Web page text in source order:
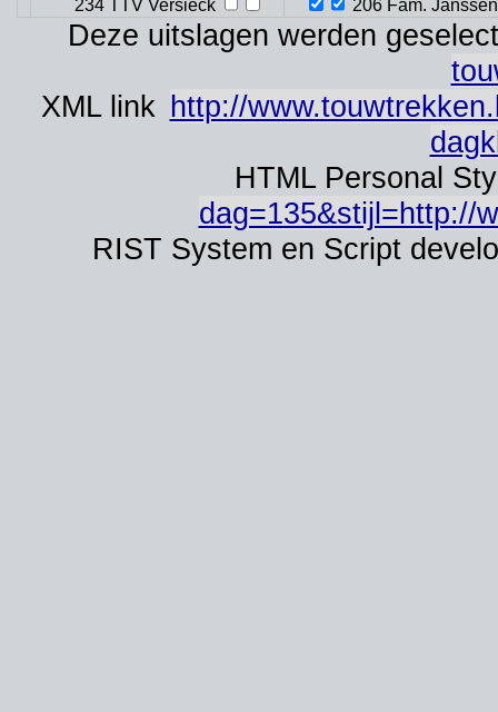
234 TTV Versieck 206 Fam.
Deze uitslagen werden
XML link http://
HTML Personal
dag=135&stijl=http://
RIST System en Script